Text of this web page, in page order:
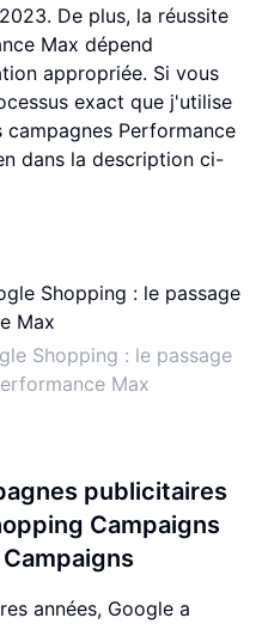
De plus, la réussite
Max dépend
appropriée. Si vous
exact que j'utilise
Performance
dans la description ci-
Shopping : le passage
Max
publicitaires
Campaigns
années, Google a